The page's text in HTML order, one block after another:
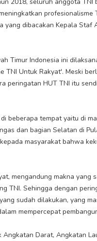
profesionalisme
yang dibacakan Kepala Staf
Timur Indonesia ini
TNI Untuk Rakyat'. Meski
peringatan HUT TNI itu
beberapa tempat yaitu di
dan bagian Selatan di
masyarakat bahwa
mengandung makna yang
TNI. Sehingga dengan
sudah dilakukan, yang
mempercepat
Darat, Angkatan